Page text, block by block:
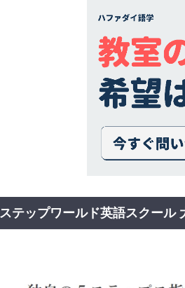
ステップワールド英語スクール